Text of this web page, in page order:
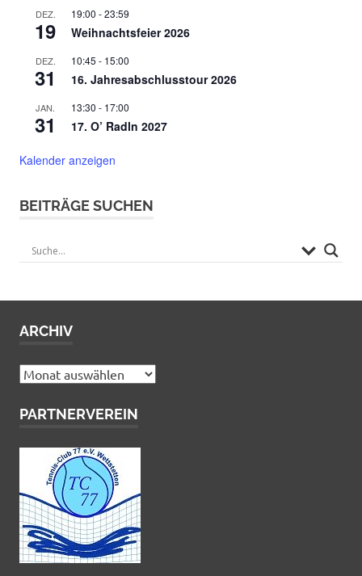
DEZ.
19
19:00 -23:59
Weihnachtsfeier 2026
DEZ.
31
10:45 - 15:00
16. Jahresabschlusstour 2026
JAN.
31
13:30 - 17:00
17. O’ Radln 2027
Kalender anzeigen
BEITRÄGE SUCHEN
ARCHIV
Archiv
PARTNERVEREIN